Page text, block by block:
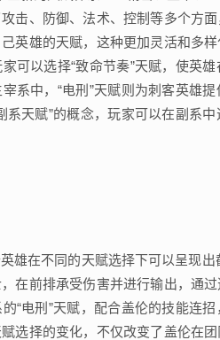
击、防御、法术、控制等多个方
英雄的天赋，这种更加灵活和多
可以选择“致命节奏”天赋，使英
系中，“电刑”天赋则为刺客英雄
系天赋”的概念，玩家可以在副系
雄在不同的天赋选择下可以呈现
在前排承受伤害并进行输出，通
“电刑”天赋，配合盖伦的技能连
选择的变化，不仅改变了盖伦在